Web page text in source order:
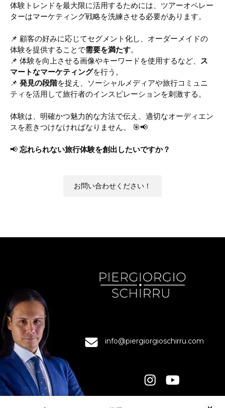
体験トレンドを最大限に活用するためには、ツアーオペレー
ターはマーケティング戦略を洗練させる必要があります。
📌 顧客の好みに応じてセグメント化し、オーダーメイドの
体験を提供することで需要を満たす。
📌 体験を向上させる画像やキーワードを使用するなど、 ス
マートなマーケティングを行う。
📌 発見の段階を捉え、ソーシャルメディアや旅行コミュニ
ティを活用して旅行者のインスピレーションを刺激する。
体験は、明確かつ魅力的な方法で伝え、適切なオーディエン
スを惹きつけなければなりません。 🎯📢
📢 忘れられない旅行体験を創出したいですか？
お問い合わせください！
info@piergiorgioschirru.com